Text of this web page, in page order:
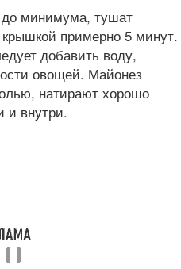
минимума, тушат
примерно 5 минут.
добавить воду,
овощей. Майонез
натирают хорошо
и внутри.